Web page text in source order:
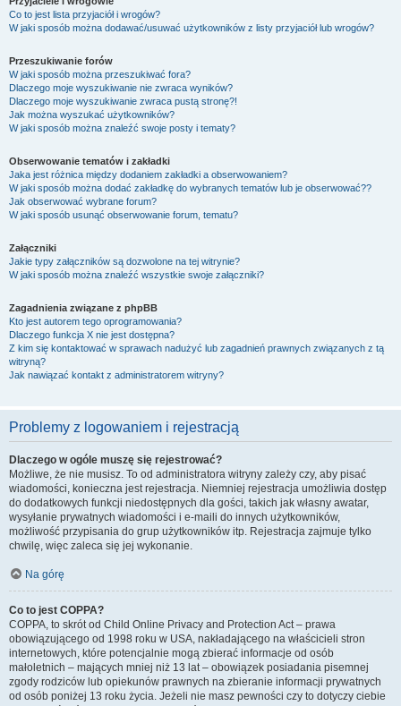
Co to jest lista przyjaciół i wrogów?
W jaki sposób można dodawać/usuwać użytkowników z listy przyjaciół lub wrogów?
Przeszukiwanie forów
W jaki sposób można przeszukiwać fora?
Dlaczego moje wyszukiwanie nie zwraca wyników?
Dlaczego moje wyszukiwanie zwraca pustą stronę?!
Jak można wyszukać użytkowników?
W jaki sposób można znaleźć swoje posty i tematy?
Obserwowanie tematów i zakładki
Jaka jest różnica między dodaniem zakładki a obserwowaniem?
W jaki sposób można dodać zakładkę do wybranych tematów lub je obserwować??
Jak obserwować wybrane forum?
W jaki sposób usunąć obserwowanie forum, tematu?
Załączniki
Jakie typy załączników są dozwolone na tej witrynie?
W jaki sposób można znaleźć wszystkie swoje załączniki?
Zagadnienia związane z phpBB
Kto jest autorem tego oprogramowania?
Dlaczego funkcja X nie jest dostępna?
Z kim się kontaktować w sprawach nadużyć lub zagadnień prawnych związanych z tą
witryną?
Jak nawiązać kontakt z administratorem witryny?
Problemy z logowaniem i rejestracją
Dlaczego w ogóle muszę się rejestrować?
Możliwe, że nie musisz. To od administratora witryny zależy czy, aby pisać
wiadomości, konieczna jest rejestracja. Niemniej rejestracja umożliwia dostęp
do dodatkowych funkcji niedostępnych dla gości, takich jak własny awatar,
wysyłanie prywatnych wiadomości i e-maili do innych użytkowników,
możliwość przypisania do grup użytkowników itp. Rejestracja zajmuje tylko
chwilę, więc zaleca się jej wykonanie.
Na górę
Co to jest COPPA?
COPPA, to skrót od Child Online Privacy and Protection Act – prawa
obowiązującego od 1998 roku w USA, nakładającego na właścicieli stron
internetowych, które potencjalnie mogą zbierać informacje od osób
małoletnich – mających mniej niż 13 lat – obowiązek posiadania pisemnej
zgody rodziców lub opiekunów prawnych na zbieranie informacji prywatnych
od osób poniżej 13 roku życia. Jeżeli nie masz pewności czy to dotyczy ciebie